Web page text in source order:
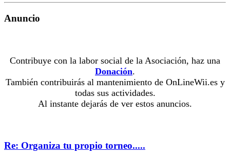
Anuncio
Contribuye con la labor social de la Asociación, haz una
Donación.
También contribuirás al mantenimiento de OnLineWii.es y
todas sus actividades.
Al instante dejarás de ver estos anuncios.
Re: Organiza tu propio torneo.....